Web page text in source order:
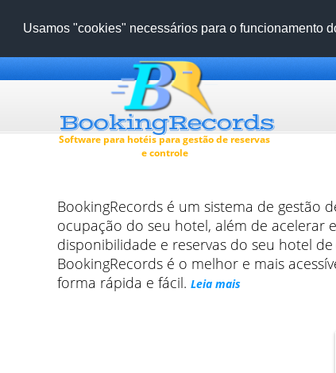
Usamos "cookies" necessários para o funcionamento
Software para hotéis para gestão de reservas
e controle
ВookingRecords é um sistema de gestão
ocupação do seu hotel, além de
disponibilidade e reservas do seu hotel
BookingRecords é o melhor e mais
forma rápida e fácil. Leia mais